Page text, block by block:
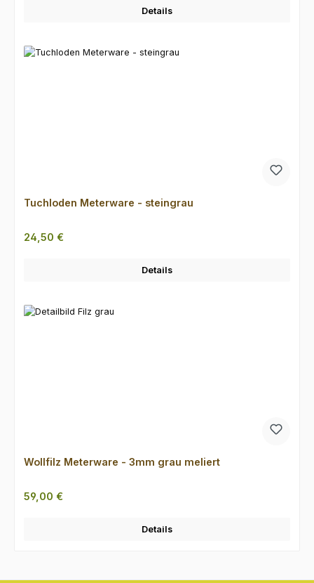
Details
Tuchloden Meterware - steingrau
Regulärer Preis:
24,50 €
Details
Wollfilz Meterware - 3mm grau meliert
Regulärer Preis:
59,00 €
Details